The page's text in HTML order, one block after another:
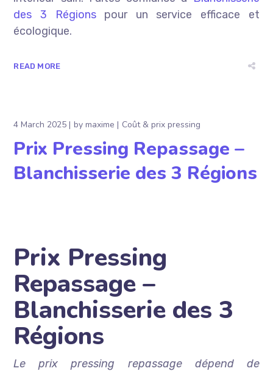
des 3 Régionspour un service efficace et
écologique.
READ MORE
4 March 2025 bymaxime Coût & prix pressing
Prix Pressing Repassage –
Blanchisserie des 3 Régions
Prix Pressing
Repassage –
Blanchisserie des 3
Régions
Le prix pressing repassage dépend de